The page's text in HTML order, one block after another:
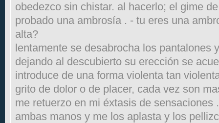
obedezco sin chistar. al hacerlo; el gime
probado una ambrosía . - tu eres una
alta?
lentamente se desabrocha los pantalones
dejando al descubierto su erección se
introduce de una forma violenta tan
grito de dolor o de placer, cada vez son
me retuerzo en mi éxtasis de sensaciones
ambas manos y me los aplasta y los